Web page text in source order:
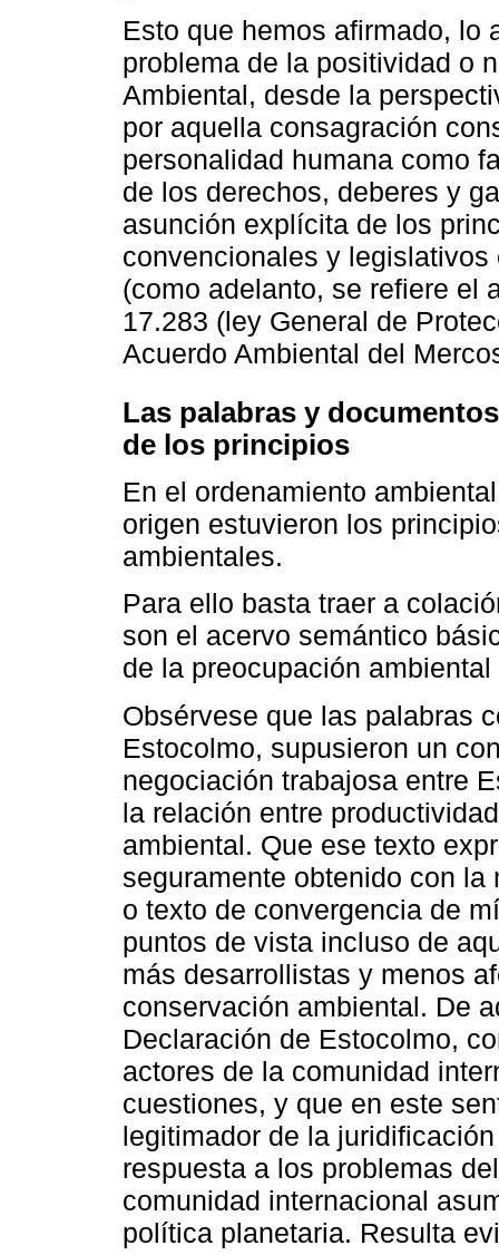
Esto que hemos afirmado, lo
problema de la positividad o
Ambiental, desde la
por aquella consagración
personalidad humana como
de los derechos, deberes y
asunción explícita de los
convencionales y
(como adelanto, se refiere el
17.283 (ley General de
Acuerdo Ambiental del
Las palabras y
de los principios
En el ordenamiento
origen estuvieron los
ambientales.
Para ello basta traer a
son el acervo semántico
de la preocupación
Obsérvese que las palabras
Estocolmo, supusieron un
negociación trabajosa entre
la relación entre
ambiental. Que ese texto
seguramente obtenido con
o texto de convergencia de
puntos de vista incluso de
más desarrollistas y menos
conservación ambiental. De
Declaración de Estocolmo,
actores de la comunidad
cuestiones, y que en este
legitimador de la
respuesta a los problemas
comunidad internacional
política planetaria. Resulta